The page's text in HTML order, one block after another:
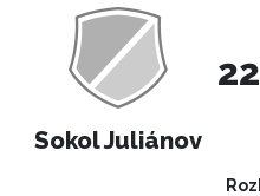
Sokol Juliánov